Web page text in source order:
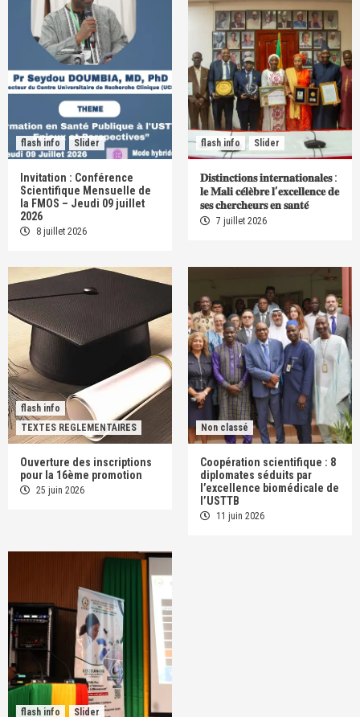
flash info Slider
Invitation : Conférence
Scientifique Mensuelle de
la FMOS – Jeudi 09 juillet
2026
8 juillet 2026
flash info Slider
𝐃𝐢𝐬𝐭𝐢𝐧𝐜𝐭𝐢𝐨𝐧𝐬 𝐢𝐧𝐭𝐞𝐫𝐧𝐚𝐭𝐢𝐨𝐧𝐚𝐥𝐞𝐬 :
𝐥𝐞 𝐌𝐚𝐥𝐢 𝐜𝐞́𝐥𝐞̀𝐛𝐫𝐞 𝐥’𝐞𝐱𝐜𝐞𝐥𝐥𝐞𝐧𝐜𝐞 𝐝𝐞
𝐬𝐞𝐬 𝐜𝐡𝐞𝐫𝐜𝐡𝐞𝐮𝐫𝐬 𝐞𝐧 𝐬𝐚𝐧𝐭𝐞́
7 juillet 2026
flash info
TEXTES REGLEMENTAIRES
Ouverture des inscriptions
pour la 16ème promotion
25 juin 2026
Non classé
Coopération scientifique : 8
diplomates séduits par
l’excellence biomédicale de
l’USTTB
11 juin 2026
flash info Slider